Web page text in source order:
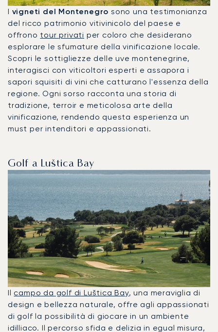
I vigneti del Montenegro sono una testimonianza
del ricco patrimonio vitivinicolo del paese e
offrono tour privati per coloro che desiderano
esplorare le sfumature della vinificazione locale.
Scopri le sottigliezze delle uve montenegrine,
interagisci con viticoltori esperti e assapora i
sapori squisiti di vini che catturano l'essenza della
regione. Ogni sorso racconta una storia di
tradizione, terroir e meticolosa arte della
vinificazione, rendendo questa esperienza un
must per intenditori e appassionati.
Golf a Luštica Bay
Il campo da golf di Luštica Bay, una meraviglia di
design e bellezza naturale, offre agli appassionati
di golf la possibilità di giocare in un ambiente
idilliaco. Il percorso sfida e delizia in egual misura,